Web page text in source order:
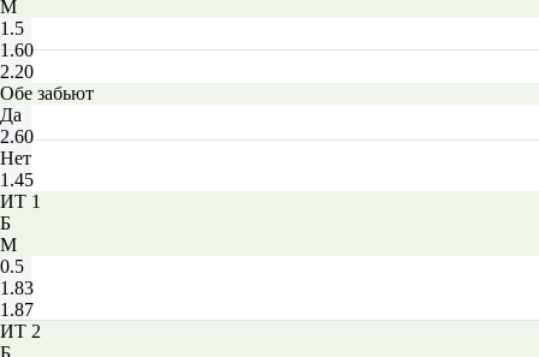
М
1.5
1.60
2.20
Обе забьют
Да
2.60
Нет
1.45
ИТ 1
Б
М
0.5
1.83
1.87
ИТ 2
Б